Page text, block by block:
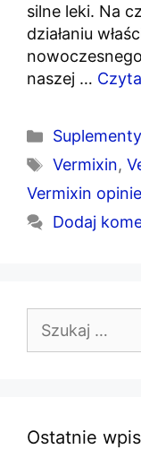
silne leki. Na
działaniu
naszej …
Kategorie
Suplementy
Tagi
Vermixin,
Vermixin opinie
Dodaj
Ostatnie